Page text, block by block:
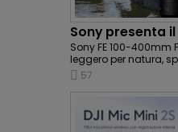
Sony FE 100-400mm
leggero per natura,
57